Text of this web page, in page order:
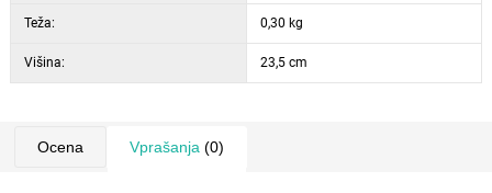
Teža: 0,30 kg
Višina: 23,5 cm
Ocena Vprašanja (0)